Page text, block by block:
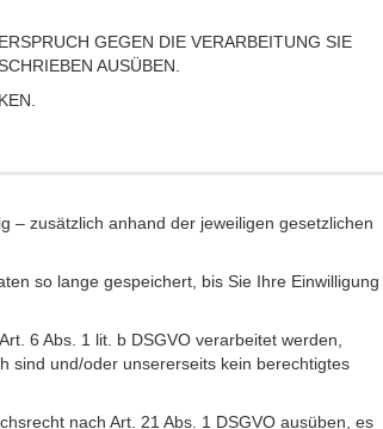
GEGEN DIE VERARBEITUNG SIE
AUSÜBEN.
– zusätzlich anhand der jeweiligen gesetzlichen
so lange gespeichert, bis Sie Ihre Einwilligung
6 Abs. 1 lit. b DSGVO verarbeitet werden,
sind und/oder unsererseits kein berechtigtes
nach Art. 21 Abs. 1 DSGVO ausüben, es